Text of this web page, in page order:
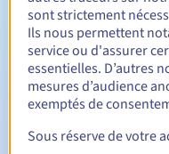
Durée de
Période de
sont strictement
Ils nous permettent
service ou d'assurer
essentielles. D’autres
mesures d’audience
exemptés de
Sous réserve de votre